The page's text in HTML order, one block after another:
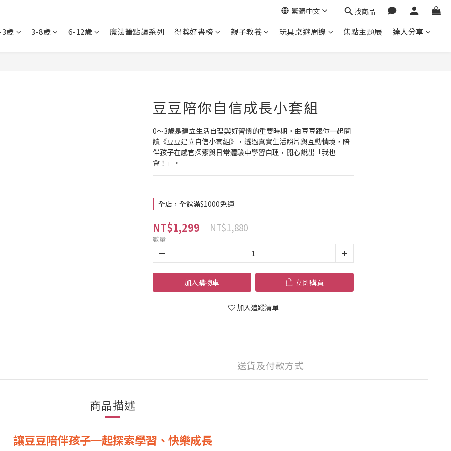
繁體中文 找商品
歲 3-8歲 6-12歲 魔法筆點讀系列 得獎好書榜 親子教養 玩具桌遊周邊 焦點主題展 達人分享
豆豆陪你自信成長小套組
0～3歲是建立生活自理與好習慣的重要時期。由豆豆跟你一起閱
讀《豆豆建立自信小套組》，透過真實生活照片與互動情境，陪
伴孩子在感官探索與日常體驗中學習自理，開心說出「我也
會！」。
全店，全館滿$1000免運
NT$1,299 NT$1,880
數量
加入購物車 立即購買
加入追蹤清單
送貨及付款方式
商品描述
讓豆豆陪伴孩子一起探索學習、快樂成長